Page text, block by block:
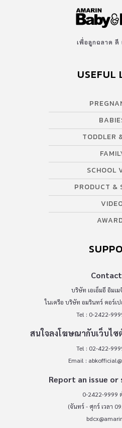
เพื่อลูกฉลาด ดี
USEFUL
TODDLER
SCHOOL
PRODUCT &
Contact
บริษัท เอเอ็มอี อิมเ
ในเครือ บริษัท อมรินทร์ คอร์เ
Tel : 0-2422-
สนใจลงโฆษณากับเว็บไซ
Tel : 02-422-
Email :
Report an issue or
0-2422-9999
(จันทร์ - ศุกร์ เวลา